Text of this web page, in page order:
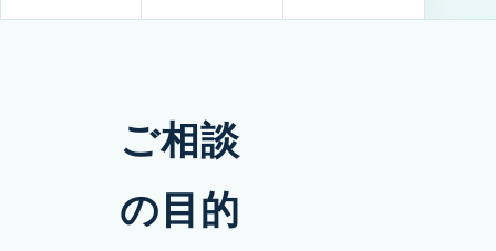
ご相談
の目的